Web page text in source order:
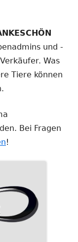
und -
Was
Tiere können
Bei Fragen
!